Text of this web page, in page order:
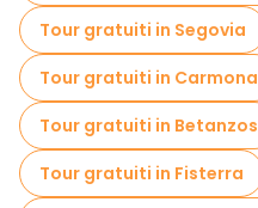
Tour gratuiti in Segovia
Tour gratuiti in Carmona
Tour gratuiti in Betanzos
Tour gratuiti in Fisterra